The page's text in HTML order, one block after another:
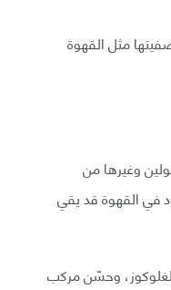
مثل القهوة
وغيرها من
في القهوة قد يقي
وحسّن مركب